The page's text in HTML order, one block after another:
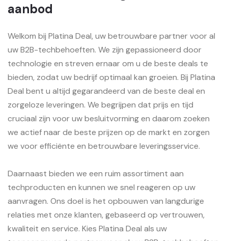
aanbod
Welkom bij Platina Deal, uw betrouwbare partner voor al
uw B2B-techbehoeften. We zijn gepassioneerd door
technologie en streven ernaar om u de beste deals te
bieden, zodat uw bedrijf optimaal kan groeien. Bij Platina
Deal bent u altijd gegarandeerd van de beste deal en
zorgeloze leveringen. We begrijpen dat prijs en tijd
cruciaal zijn voor uw besluitvorming en daarom zoeken
we actief naar de beste prijzen op de markt en zorgen
we voor efficiënte en betrouwbare leveringsservice.
Daarnaast bieden we een ruim assortiment aan
techproducten en kunnen we snel reageren op uw
aanvragen. Ons doel is het opbouwen van langdurige
relaties met onze klanten, gebaseerd op vertrouwen,
kwaliteit en service. Kies Platina Deal als uw